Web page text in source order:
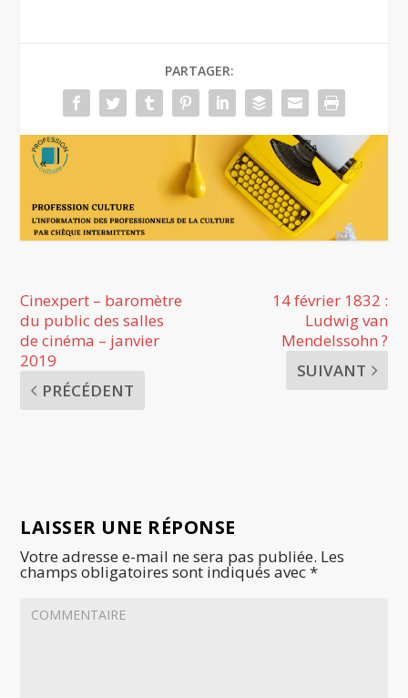
PARTAGER:
Cinexpert – baromètre
du public des salles
de cinéma – janvier
2019
PRÉCÉDENT
14 février 1832 :
Ludwig van
Mendelssohn ?
SUIVANT
LAISSER UNE RÉPONSE
Votre adresse e-mail ne sera pas publiée. Les
champs obligatoires sont indiqués avec*